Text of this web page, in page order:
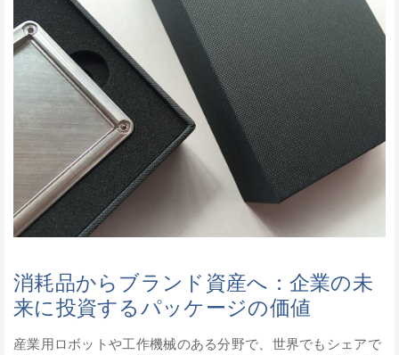
消耗品からブランド資産へ：企業の未
来に投資するパッケージの価値
産業用ロボットや工作機械のある分野で、世界でもシェアで